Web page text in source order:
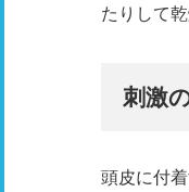
たりして
刺激
頭皮に付